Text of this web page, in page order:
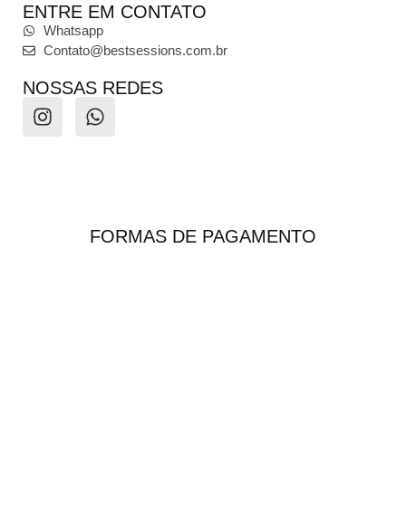
ENTRE EM CONTATO
Whatsapp
Contato@bestsessions.com.br
NOSSAS REDES
FORMAS DE PAGAMENTO